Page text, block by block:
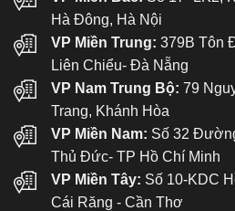
Hà Đông, Hà Nội
VP Miền Trung: 379B Tôn
Liên Chiểu- Đà Nẵng
VP Nam Trung Bộ: 79
Trang, Khánh Hòa
VP Miền Nam: Số 32
Thủ Đức- TP Hồ Chí Minh
VP Miền Tây: Số 10-KDC
Cái Răng - Cần Thơ